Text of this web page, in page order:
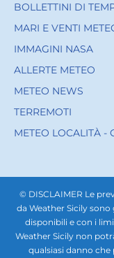
BOLLETTINI DI
MARI E VENTI
IMMAGINI NASA
ALLERTE METEO
METEO NEWS
TERREMOTI
METEO LOCALITÀ -
© DISCLAIMER Le
da Weather Sicily
disponibili e con i
Weather Sicily non
qualsiasi danno